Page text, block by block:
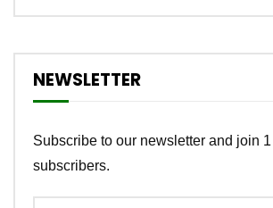
NEWSLETTER
Subscribe to our newsletter and join
subscribers.